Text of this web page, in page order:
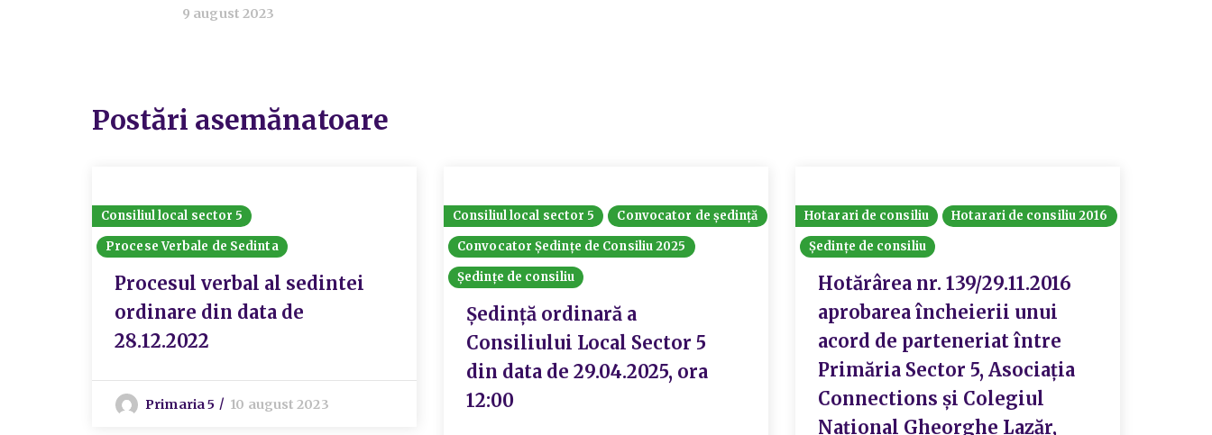
9 august 2023
Postări asemănatoare
Consiliul local sector 5
Procese Verbale de Sedinta
Procesul verbal al sedintei
ordinare din data de
28.12.2022
Primaria 5 10 august 2023
Consiliul local sector 5
Convocator de ședință
Convocator Ședințe de Consiliu 2025
Ședințe de consiliu
Ședință ordinară a
Consiliului Local Sector 5
din data de 29.04.2025, ora
12:00
Hotarari de consiliu
Hotarari de consiliu 2016
Ședințe de consiliu
Hotărârea nr. 139/29.11.2016
aprobarea încheierii unui
acord de parteneriat între
Primăria Sector 5, Asociația
Connections și Colegiul
Național Gheorghe Lazăr,